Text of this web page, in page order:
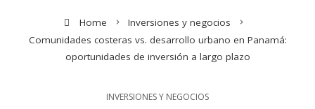
Home
Inversiones y negocios
Comunidades costeras vs. desarrollo urbano en Panamá:
oportunidades de inversión a largo plazo
INVERSIONES Y NEGOCIOS